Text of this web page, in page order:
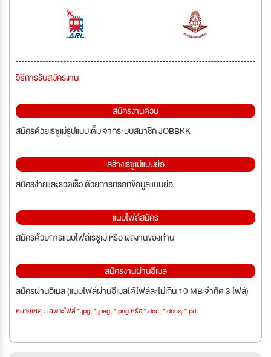
วิธีการรับสมัครงาน
สมัครงานด่วน
สมัครด้วยเรซูเม่รูปแบบเต็ม จากระบบสมาชิก JOBBKK
สร้างเรซูเม่แบบย่อ
สมัครง่ายและรวดเร็ว ด้วยการกรอกข้อมูลแบบย่อ
แนบไฟล์สมัคร
สมัครด้วยการแนบไฟล์เรซูเม่ หรือ ผลงานของท่าน
สมัครงานผ่านอีเมล
สมัครผ่านอีเมล (แนบไฟล์ผ่านอีเมลได้ไฟล์ละไม่เกิน 10 MB จำกัด 3 ไฟล์)
หมายเหตุ : เฉพาะไฟล์ *.jpg, *.jpeg, *.png หรือ *.doc, *.docx, *.pdf